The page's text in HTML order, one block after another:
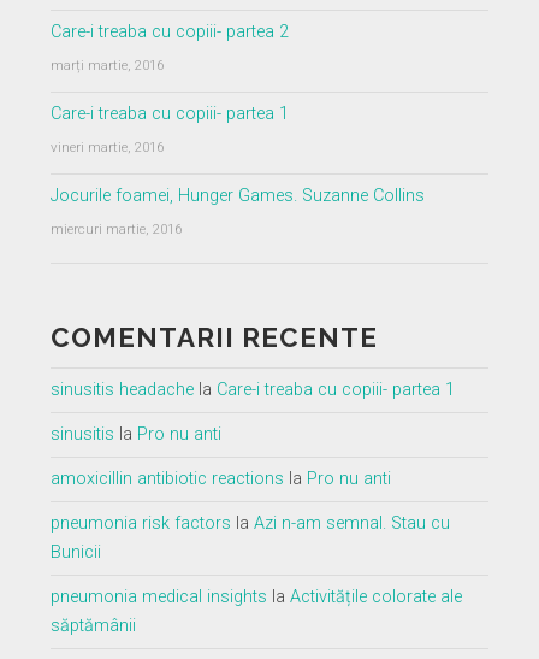
Care-i treaba cu copiii- partea 2
marți martie, 2016
Care-i treaba cu copiii- partea 1
vineri martie, 2016
Jocurile foamei, Hunger Games. Suzanne Collins
miercuri martie, 2016
COMENTARII RECENTE
sinusitis headachela Care-i treaba cu copiii- partea 1
sinusitis la Pro nu anti
amoxicillin antibiotic reactions la Pro nu anti
pneumonia risk factors la Azi n-am semnal. Stau cu
Bunicii
pneumonia medical insights la Activitățile colorate ale
săptămânii